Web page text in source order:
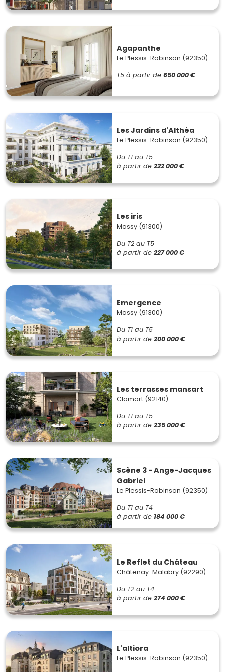
Agapanthe
Le Plessis-Robinson (92350)
T5 à partir de 650 000 €
Les Jardins d'Althéa
Le Plessis-Robinson (92350)
Du T1 au T5
à partir de 222 000 €
Les iris
Massy (91300)
Du T2 au T5
à partir de 227 000 €
Emergence
Massy (91300)
Du T1 au T5
à partir de 200 000 €
Les terrasses mansart
Clamart (92140)
Du T1 au T5
à partir de 235 000 €
Scène 3 - Ange-Jacques
Gabriel
Le Plessis-Robinson (92350)
Du T1 au T4
à partir de 184 000 €
Le Reflet du Château
Châtenay-Malabry (92290)
Du T2 au T4
à partir de 274 000 €
L'altiora
Le Plessis-Robinson (92350)